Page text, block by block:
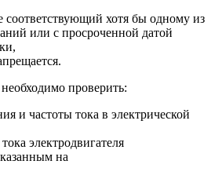
соответствующий хотя бы одному из
или с просроченной датой
проверить:
и частоты тока в электрической
электродвигателя
на